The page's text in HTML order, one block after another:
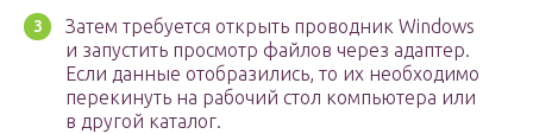
Затем требуется открыть проводник Windows
и запустить просмотр файлов через адаптер.
Если данные отобразились, то их необходимо
перекинуть на рабочий стол компьютера или
в другой каталог.